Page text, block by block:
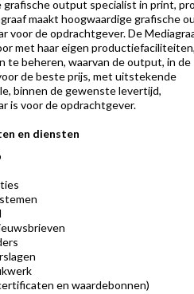
grafische output specialist in print,
maakt hoogwaardige grafische
voor de opdrachtgever. De
met haar eigen
te beheren, waarvan de output, in de
de beste prijs, met uitstekende
binnen de gewenste levertijd,
is voor de opdrachtgever.
en diensten
en waardebonnen)